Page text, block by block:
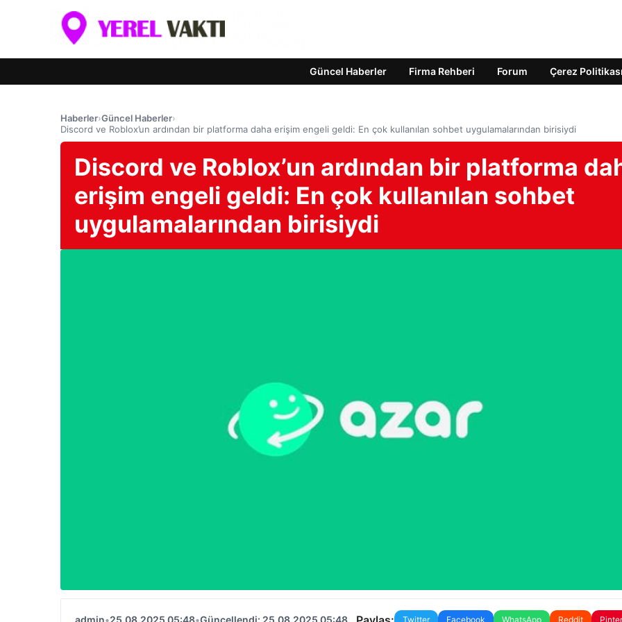
Güncel Haberler Firma Rehberi Forum Çerez Politikası
Haberler›Güncel Haberler›
Discord ve Roblox’un ardından bir platforma daha erişim engeli geldi: En çok kullanılan sohbet uygulamalarından birisiydi
Discord ve Roblox’un ardından bir platforma
erişim engeli geldi: En çok kullanılan sohbet
uygulamalarından birisiydi
Twitter Facebook WhatsApp Reddit